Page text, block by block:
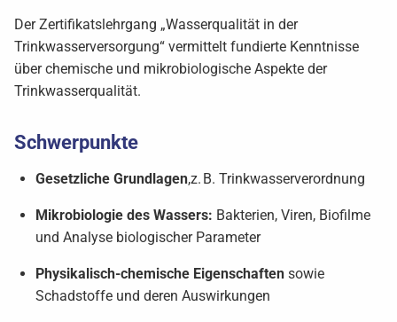
Der Zertifikatslehrgang „Wasserqualität in der
Trinkwasserversorgung“ vermittelt fundierte Kenntnisse
über chemische und mikrobiologische Aspekte der
Trinkwasserqualität.
Schwerpunkte
Gesetzliche Grundlagen,z. B. Trinkwasserverordnung
Mikrobiologie des Wassers: Bakterien, Viren, Biofilme
und Analyse biologischer Parameter
Physikalisch-chemische Eigenschaften sowie
Schadstoffe und deren Auswirkungen